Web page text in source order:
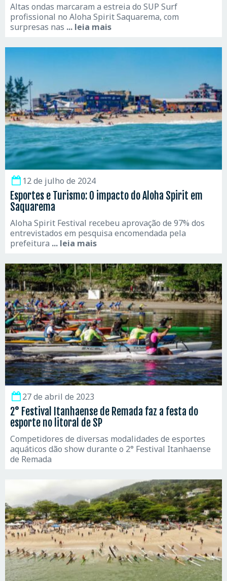
Altas ondas marcaram a estreia do SUP Surf
profissional no Aloha Spirit Saquarema, com
surpresas nas ... leia mais
12 de julho de 2024
Esportes e Turismo: O impacto do Aloha Spirit em
Saquarema
Aloha Spirit Festival recebeu aprovação de 97% dos
entrevistados em pesquisa encomendada pela
prefeitura ... leia mais
27 de abril de 2023
2° Festival Itanhaense de Remada faz a festa do
esporte no litoral de SP
Competidores de diversas modalidades de esportes
aquáticos dão show durante o 2° Festival Itanhaense
de Remada